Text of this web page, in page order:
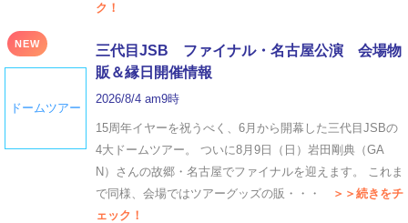
ク！
NEW
ドームツアー
三代目JSB ファイナル・名古屋公演 会場物
販＆縁日開催情報
2026/8/4 am9時
15周年イヤーを祝うべく、6月から開幕した三代目JSBの
4大ドームツアー。 ついに8月9日（日）岩田剛典（GA
N）さんの故郷・名古屋でファイナルを迎えます。 これま
で同様、会場ではツアーグッズの販・・・
＞＞続きをチ
ェック！